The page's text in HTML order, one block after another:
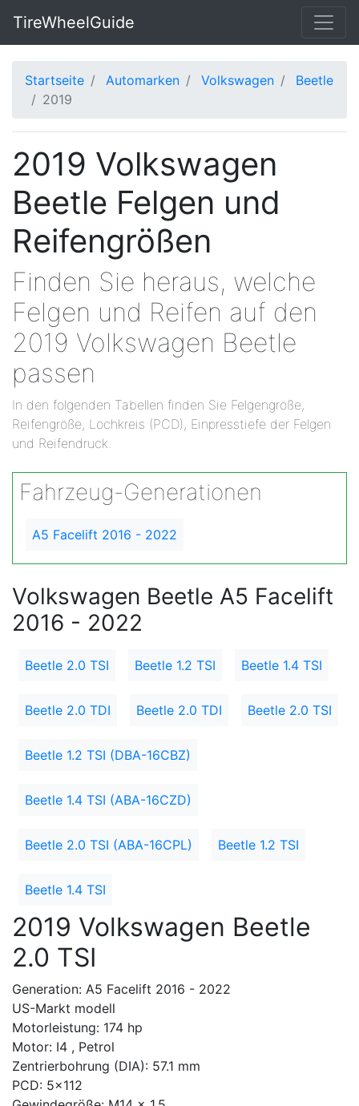
TireWheelGuide
Startseite Automarken Volkswagen
Beetle
2019
2019 Volkswagen
Beetle Felgen und
Reifengrößen
Finden Sie heraus, welche
Felgen und Reifen auf den
2019 Volkswagen Beetle
passen
In den folgenden Tabellen finden Sie Felgengröße,
Reifengröße, Lochkreis (PCD), Einpresstiefe der Felgen
und Reifendruck.
Fahrzeug-Generationen
A5 Facelift 2016 - 2022
Volkswagen Beetle A5 Facelift
2016 - 2022
Beetle 2.0 TSI Beetle 1.2 TSI Beetle 1.4 TSI
Beetle 2.0 TDI Beetle 2.0 TDI Beetle 2.0 TSI
Beetle 1.2 TSI (DBA-16CBZ)
Beetle 1.4 TSI (ABA-16CZD)
Beetle 2.0 TSI (ABA-16CPL) Beetle 1.2 TSI
Beetle 1.4 TSI
2019 Volkswagen Beetle
2.0 TSI
Generation: A5 Facelift 2016 - 2022
US-Markt modell
Motorleistung: 174 hp
Motor: I4 , Petrol
Zentrierbohrung (DIA): 57.1 mm
PCD: 5x112